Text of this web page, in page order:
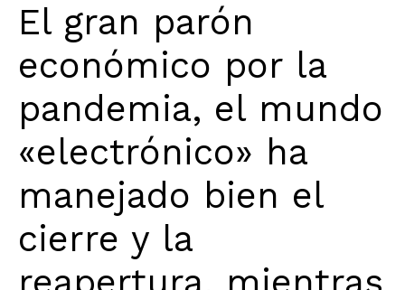
El gran parón
económico por la
pandemia, el mundo
«electrónico» ha
manejado bien el
cierre y la